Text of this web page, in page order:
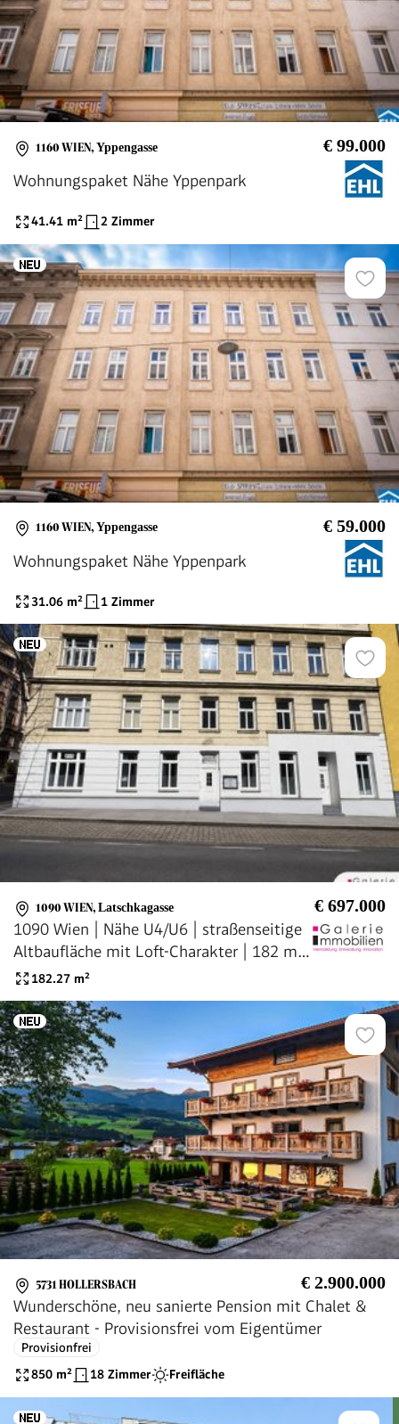
1160 WIEN, Yppengasse € 99.000
Wohnungspaket Nähe Yppenpark
41.41 m² 2 Zimmer
1160 WIEN, Yppengasse € 59.000
Wohnungspaket Nähe Yppenpark
31.06 m² 1 Zimmer
1090 WIEN, Latschkagasse € 697.000
1090 Wien | Nähe U4/U6 | straßenseitige
Altbaufläche mit Loft-Charakter | 182 m²
| vielseitig nutzbar
182.27 m²
5731 HOLLERSBACH € 2.900.000
Wunderschöne, neu sanierte Pension mit Chalet &
Restaurant - Provisionsfrei vom Eigentümer
Provisionfrei
850 m² 18 Zimmer Freifläche